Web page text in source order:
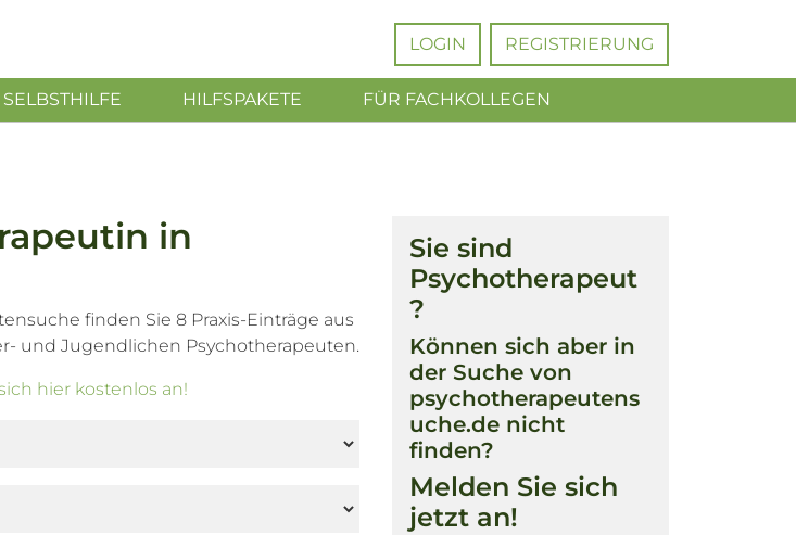
LOGIN REGISTRIERUNG
SELBSTHILFE HILFSPAKETE FÜR FACHKOLLEGEN
in
finden Sie 8 Praxis-Einträge aus
und Jugendlichen Psychotherapeuten.
hier kostenlos an!
Sie sind
Psychotherapeut
?
Können sich aber in
der Suche von
psychotherapeutens
uche.de nicht
finden?
Melden Sie sich
jetzt an!